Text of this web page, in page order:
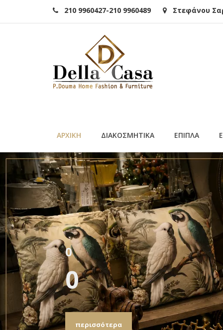
210 9960427-210 9960489 Στεφάνου
ΑΡΧΙΚΗ ΔΙΑΚΟΣΜΗΤΙΚΑ ΕΠΙΠΛΑ
0
0
περισσότερα